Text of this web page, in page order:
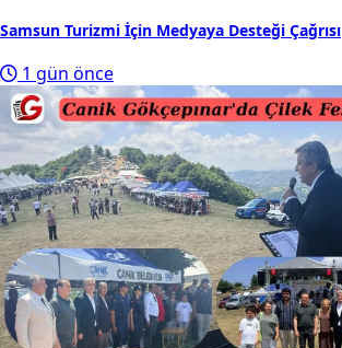
Samsun Turizmi İçin Medyaya Desteği Çağrısı
1 gün önce